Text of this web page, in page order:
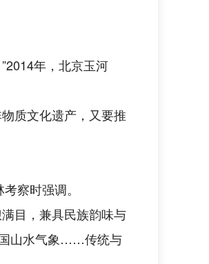
年，北京玉河
质文化遗产，又要推
察时强调。
目，兼具民族韵味与
国山水气象……传统与